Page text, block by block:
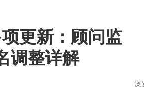
更新：顾问监
调整详解
浏